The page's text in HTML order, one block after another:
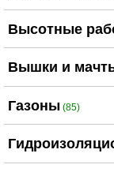
Высотные
Вышки и
Газоны (85)